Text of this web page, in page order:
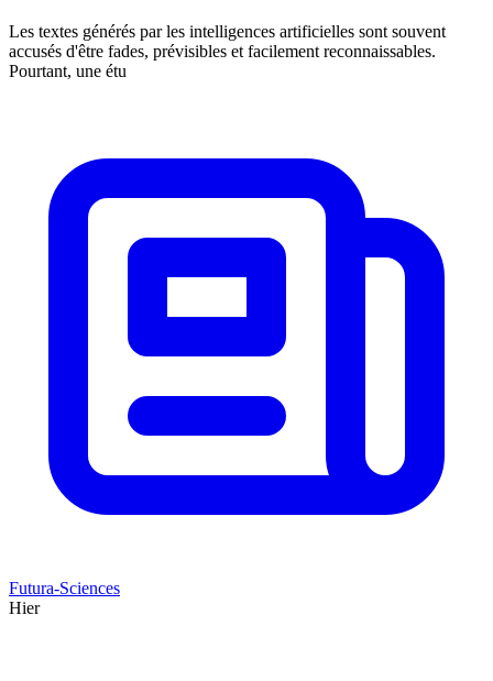
Les textes générés par les intelligences artificielles sont souvent
accusés d'être fades, prévisibles et facilement reconnaissables.
Pourtant, une étu
Futura-Sciences
Hier